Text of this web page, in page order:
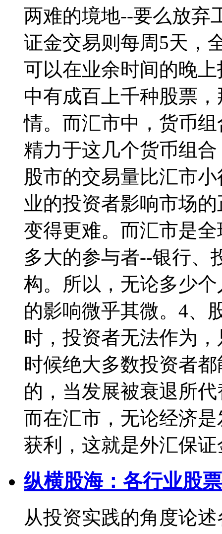
两难的境地--要么放弃
证金交易则每周5天，
可以在业余时间的晚
中有成百上千种股票
情。而汇市中，货币
精力于这几个货币组
股市的交易量比汇市
业的投资者影响市场
变得更难。而汇市是
多大的参与者--银行、
构。所以，无论多少
的影响微乎其微。4、
时，投资者无法作为
时候绝大多数投资者
的，当发展被衰退所
而在汇市，无论经济
获利，这就是外汇保
纵横股海：各行业股
从投资实践的角度论